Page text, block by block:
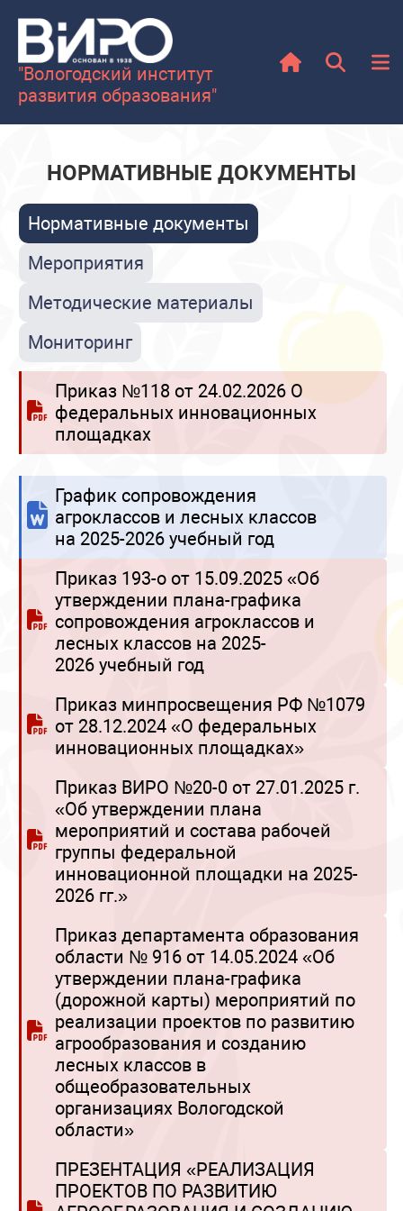
"Вологодский институт
развития образования"
НОРМАТИВНЫЕ ДОКУМЕНТЫ
Нормативные документы
Мероприятия
Методические материалы
Мониторинг
Приказ №118 от 24.02.2026 О
федеральных инновационных
площадках
График сопровождения
агроклассов и лесных классов
на 2025-2026 учебный год
Приказ 193-о от 15.09.2025 «Об
утверждении плана-графика
сопровождения агроклассов и
лесных классов на 2025-
2026 учебный год
Приказ минпросвещения РФ №1079
от 28.12.2024 «О федеральных
инновационных площадках»
Приказ ВИРО №20-0 от 27.01.2025 г.
«Об утверждении плана
мероприятий и состава рабочей
группы федеральной
инновационной площадки на 2025-
2026 гг.»
Приказ департамента образования
области № 916 от 14.05.2024 «Об
утверждении плана-графика
(дорожной карты) мероприятий по
реализации проектов по развитию
агрообразования и созданию
лесных классов в
общеобразовательных
организациях Вологодской
области»
ПРЕЗЕНТАЦИЯ «РЕАЛИЗАЦИЯ
ПРОЕКТОВ ПО РАЗВИТИЮ